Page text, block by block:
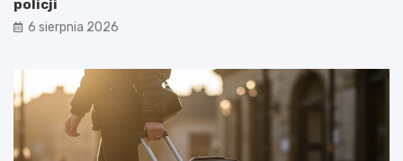
policji
6 sierpnia 2026